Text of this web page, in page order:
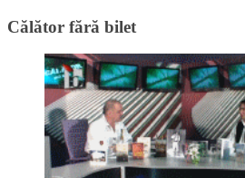
Călător fără bilet